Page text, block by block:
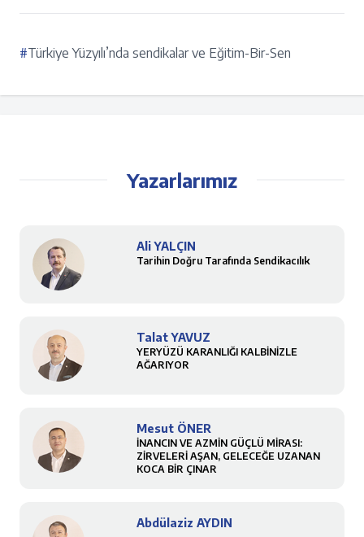
#Türkiye Yüzyılı’nda sendikalar ve Eğitim-Bir-Sen
Yazarlarımız
Ali YALÇIN
Tarihin Doğru Tarafında Sendikacılık
Talat YAVUZ
YERYÜZÜ KARANLIĞI KALBİNİZLE
AĞARIYOR
Mesut ÖNER
İNANCIN VE AZMİN GÜÇLÜ MİRASI:
ZİRVELERİ AŞAN, GELECEĞE UZANAN
KOCA BİR ÇINAR
Abdülaziz AYDIN